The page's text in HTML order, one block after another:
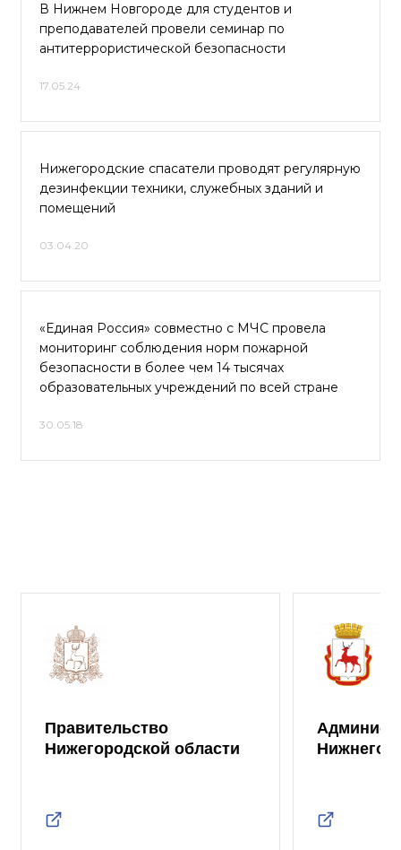
В Нижнем Новгороде для студентов и
преподавателей провели семинар по
антитеррористической безопасности
17.05.24
Нижегородские спасатели проводят регулярную
дезинфекции техники, служебных зданий и
помещений
03.04.20
«Единая Россия» совместно с МЧС провела
мониторинг соблюдения норм пожарной
безопасности в более чем 14 тысячах
образовательных учреждений по всей стране
30.05.18
Правительство
Нижегородской области
Нижнего